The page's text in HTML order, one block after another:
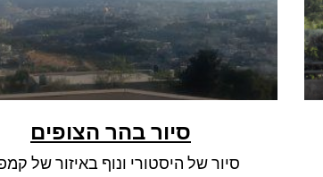
סיור בהר הצופים
סיור של היסטורי ונוף באיזור של